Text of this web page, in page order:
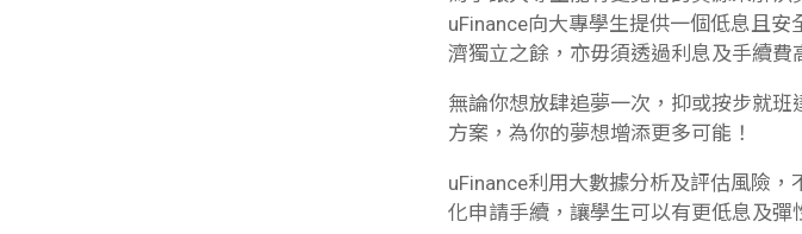
uFinance向大專學生提供一個低息且
濟獨立之餘，亦毋須透過利息及手續費
無論你想放肆追夢一次，抑或按步就
方案，為你的夢想增添更多可能！
uFinance利用大數據分析及評估風險
化申請手續，讓學生可以有更低息及彈